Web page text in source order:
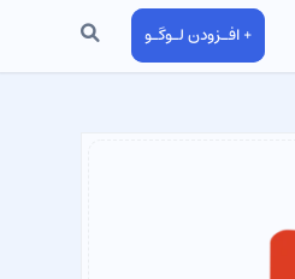
+ افـزودن لـوگـو جستجو